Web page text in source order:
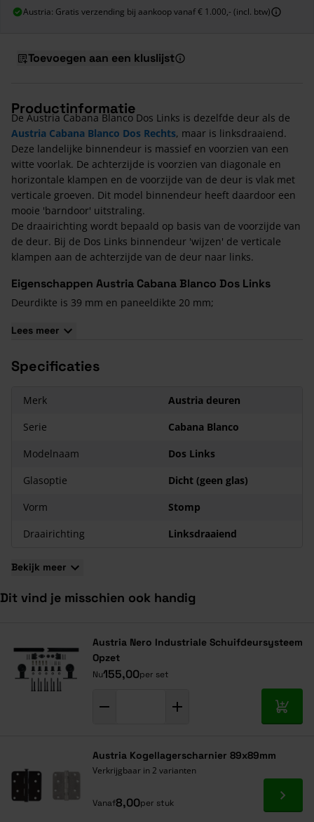
Austria: Gratis verzending bij aankoop vanaf € 1.000,- (incl. btw)
Toevoegen aan een kluslijst
Productinformatie
De Austria Cabana Blanco Dos Links is dezelfde deur als de
Austria Cabana Blanco Dos Rechts, maar is linksdraaiend.
Deze landelijke binnendeur is massief en voorzien van een
witte voorlak. De achterzijde is voorzien van diagonale en
horizontale klampen en de voorzijde van de deur is vlak met
verticale groeven. Dit model binnendeur heeft daardoor een
mooie 'barndoor' uitstraling.
De draairichting wordt bepaald op basis van de voorzijde van
de deur. Bij de Dos Links binnendeur 'wijzen' de verticale
klampen aan de achterzijde van de deur naar links.
Eigenschappen Austria Cabana Blanco Dos Links
Deurdikte is 39 mm en paneeldikte 20 mm;
UV-watergedragen witte voorlak;
12 jaar garantie.
Lees meer
Specificaties
Merk
Austria deuren
Serie
Cabana Blanco
Modelnaam
Dos Links
Glasoptie
Dicht (geen glas)
Vorm
Stomp
Draairichting
Linksdraaiend
Bekijk meer
Dit vind je misschien ook handig
Austria Nero Industriale Schuifdeursysteem
Opzet
Nu155,00per set
In
Austria Kogellagerscharnier 89x89mm
Verkrijgbaar in 2 varianten
Vanaf8,00per stuk Ga